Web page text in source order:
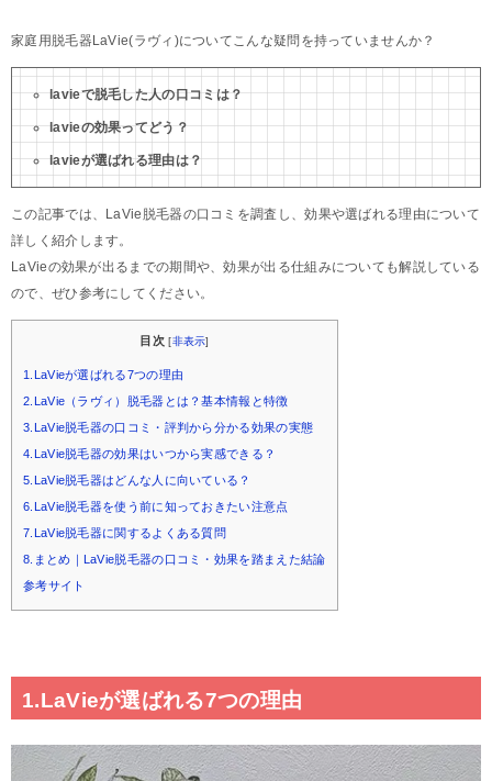
家庭用脱毛器LaVie(ラヴィ)についてこんな疑問を持っていませんか？
lavieで脱毛した人の口コミは？
lavieの効果ってどう？
lavieが選ばれる理由は？
この記事では、LaVie脱毛器の口コミを調査し、効果や選ばれる理由について
詳しく紹介します。
LaVieの効果が出るまでの期間や、効果が出る仕組みについても解説している
ので、ぜひ参考にしてください。
目次 [非表示]
1.LaVieが選ばれる7つの理由
2.LaVie（ラヴィ）脱毛器とは？基本情報と特徴
3.LaVie脱毛器の口コミ・評判から分かる効果の実態
4.LaVie脱毛器の効果はいつから実感できる？
5.LaVie脱毛器はどんな人に向いている？
6.LaVie脱毛器を使う前に知っておきたい注意点
7.LaVie脱毛器に関するよくある質問
8.まとめ｜LaVie脱毛器の口コミ・効果を踏まえた結論
参考サイト
1.LaVieが選ばれる7つの理由